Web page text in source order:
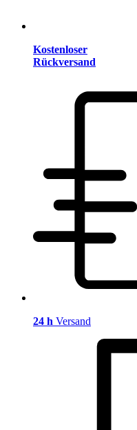
Kostenloser
Rückversand
24 h Versand